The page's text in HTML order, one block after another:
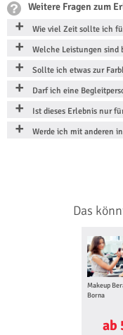
Weitere Fragen zum
Wie viel Zeit sollte ich
Welche Leistungen sind
Sollte ich etwas zur
Darf ich eine
Ist dieses Erlebnis nur
Werde ich mit anderen
Das
Makeup
Borna
ab